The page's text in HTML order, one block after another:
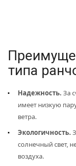
типа
Надежность. За
имеет низкую
ветра.
Экологичность.
солнечный свет,
воздуха.